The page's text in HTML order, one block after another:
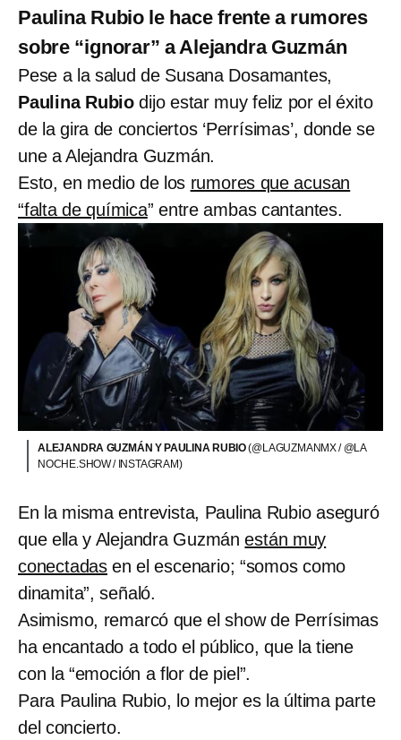
Paulina Rubio le hace frente a rumores
sobre “ignorar” a Alejandra Guzmán
Pese a la salud de Susana Dosamantes,
Paulina Rubio dijo estar muy feliz por el éxito
de la gira de conciertos ‘Perrísimas’, donde se
une a Alejandra Guzmán.
Esto, en medio de los rumores que acusan
“falta de química” entre ambas cantantes.
ALEJANDRA GUZMÁN Y PAULINA RUBIO(@LAGUZMANMX / @LA
NOCHE.SHOW / INSTAGRAM)
En la misma entrevista, Paulina Rubio aseguró
que ella y Alejandra Guzmánestán muy
conectadas en el escenario; “somos como
dinamita”, señaló.
Asimismo, remarcó que el show de Perrísimas
ha encantado a todo el público, que la tiene
con la “emoción a flor de piel”.
Para Paulina Rubio, lo mejor es la última parte
del concierto.